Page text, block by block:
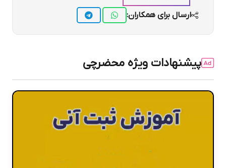
ارسال برای همکاران:
پیشنهادات ویژه محضرچی